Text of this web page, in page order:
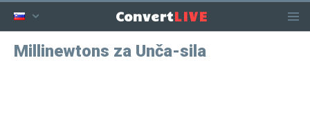
ConvertLIVE
Millinewtons za Unča-sila